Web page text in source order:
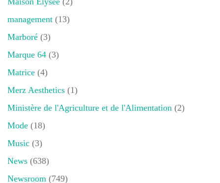
management (13)
Marboré (3)
Marque 64 (3)
Matrice (4)
Merz Aesthetics (1)
Ministère de l'Agriculture et de l'Alimentation (2)
Mode (18)
Music (3)
News (638)
Newsroom (749)